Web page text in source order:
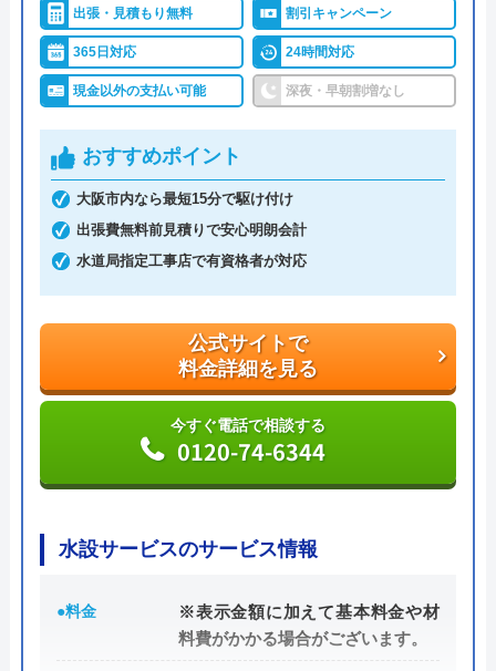
各エリアの詳細な対応エリアはHPに掲載されている
ので、すぐに調べることができます。
営業時間は24時間年中無休で、依頼を受けてから最
短30分で現場まで駆け付けます。見積もりも無料で
実施しているので、急なトラブルでも安心してご依
頼いただける業者です。
は10%割引が適用されるので、修理費用を抑えたい
という方におすすめです。
公式サイトで
料金詳細を見る
0120-888-310
ザットマンの基本情報
出張・見積もり無料 割引キャンペーン
365日対応 24時間対応
現金以外の支払い可能 深夜・早朝割増なし
おすすめポイント
大阪市内なら最短15分で駆け付け
出張費無料前見積りで安心明朗会計
水道局指定工事店で有資格者が対応
公式サイトで
料金詳細を見る
今すぐ電話で相談する
0120-74-6344
水設サービスのサービス情報
●料金
※表示金額に加えて基本料金や材
料費がかかる場合がございます。